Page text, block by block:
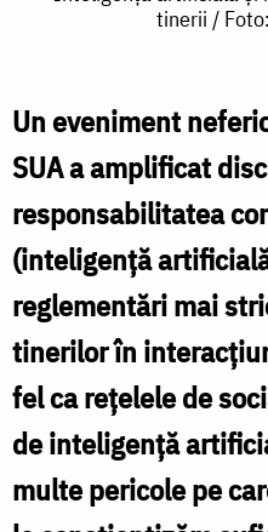
riscurile
la
care
sunt
expuși
tinerii
/
Foto:
Oana
Nechifor
tinerii /
Un eveniment
SUAa amplificat
responsabilitatea
(inteligență
reglementări mai
tinerilor în
fel ca rețelele de
de inteligență
multe pericole pe